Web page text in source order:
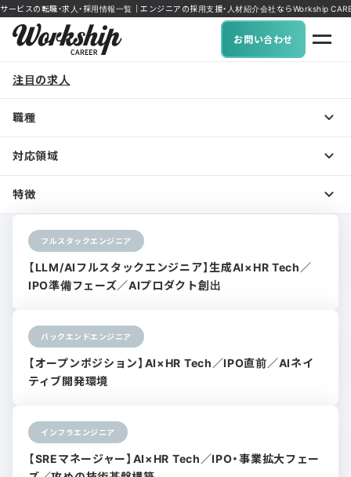
サービスの転職・求人・採用情報一覧｜エンジニアの採用支援・人材紹介会社ならWorkship
お問い合わせ
注目の求人
職種
対応領域
特徴
フルスタックエンジニア
【LLM/AIフルスタックエンジニア】生成AI×HR Tech／
IPO準備フェーズ／AIプロダクト創出
バックエンドエンジニア
【オープンポジション】AI×HR Tech／IPO直前／AIネイ
ティブ開発環境
インフラエンジニア
【SREマネージャー】AI×HR Tech／IPO・事業拡大フェー